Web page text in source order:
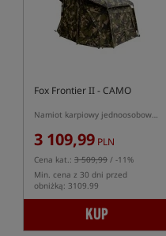
Fox Frontier II - CAMO
Namiot karpiowy jednoosobowy w kolorze kamuflażu
3 109,99 PLN
Cena kat.: 3 509,99 / -11%
Min. cena z 30 dni przed
obniżką: 3109.99
KUP